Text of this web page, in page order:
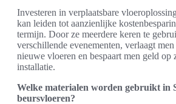
Investeren in verplaatsbare
kan leiden tot aanzienlijke
termijn. Door ze meerdere keren te
verschillende evenementen, verlaagt
nieuwe vloeren en bespaart men geld op
installatie.
Welke materialen worden gebruikt in
beursvloeren?